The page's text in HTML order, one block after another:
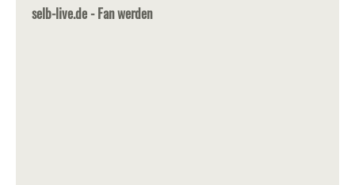
selb-live.de - Fan werden